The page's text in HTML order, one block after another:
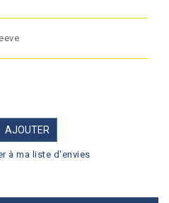
AJOUTER
à ma liste d'envies